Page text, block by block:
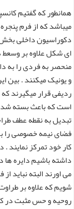
همانطور که گفتیم
میباشد که از فرم
دکوراسیون داخلی
ای شکل علاوه بر وسعط
منحصر به فردی را به
و یونیک میکنند . بین
ردیفی قرار میگیرند
است که باعث بسته
تبدیل به نقطه عطف
فضای نیمه خصوصی را
کار خود تمرکز نمایند
داشته باشیم دایره ها
می اورند البته نباید
شویم که علاوه بر
روحیه و حس مثبت در